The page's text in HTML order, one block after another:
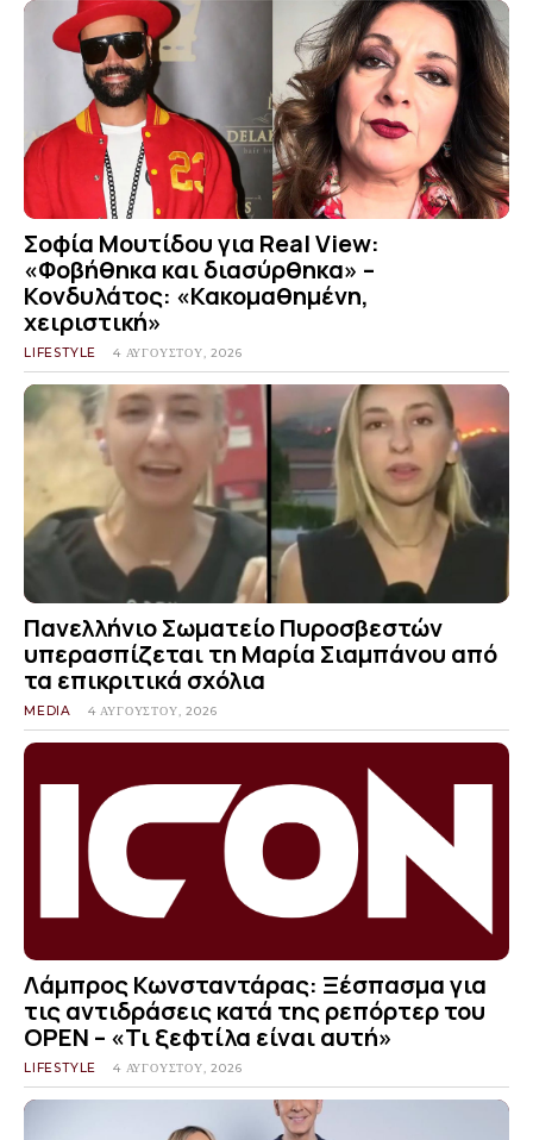
Σοφία Μουτίδου για Real View:
«Φοβήθηκα και διασύρθηκα» –
Κονδυλάτος: «Κακομαθημένη,
χειριστική»
LIFESTYLE 4 ΑΥΓΟΎΣΤΟΥ, 2026
Πανελλήνιο Σωματείο Πυροσβεστών
υπερασπίζεται τη Μαρία Σιαμπάνου από
τα επικριτικά σχόλια
MEDIA 4 ΑΥΓΟΎΣΤΟΥ, 2026
Λάμπρος Κωνσταντάρας: Ξέσπασμα για
τις αντιδράσεις κατά της ρεπόρτερ του
OPEN – «Τι ξεφτίλα είναι αυτή»
LIFESTYLE 4 ΑΥΓΟΎΣΤΟΥ, 2026